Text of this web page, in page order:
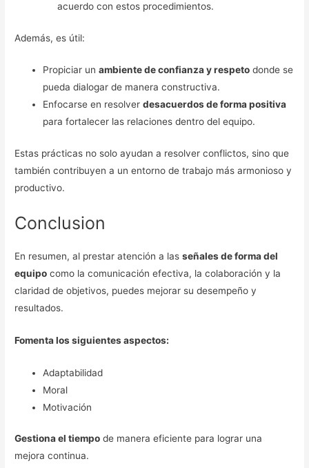
acuerdo con estos procedimientos.
Además, es útil:
Propiciar unambiente de confianza y respeto donde se
pueda dialogar de manera constructiva.
Enfocarse en resolverdesacuerdos de forma positiva
para fortalecer las relaciones dentro del equipo.
Estas prácticas no solo ayudan a resolver conflictos, sino que
también contribuyen a un entorno de trabajo más armonioso y
productivo.
Conclusion
En resumen, al prestar atención a lasseñales de forma del
equipo como la comunicación efectiva, la colaboración y la
claridad de objetivos, puedes mejorar su desempeño y
resultados.
Fomenta los siguientes aspectos:
Adaptabilidad
Moral
Motivación
Gestiona el tiempo de manera eficiente para lograr una
mejora continua.